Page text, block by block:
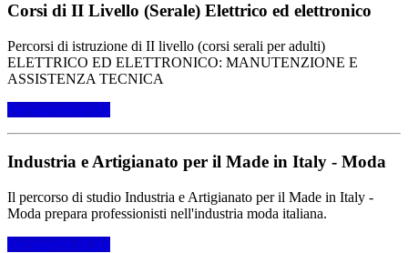
Corsi di II Livello (Serale) Elettrico ed elettronico
Percorsi di istruzione di II livello (corsi serali per adulti)
ELETTRICO ED ELETTRONICO: MANUTENZIONE E
ASSISTENZA TECNICA
Per saperne di più
Industria e Artigianato per il Made in Italy - Moda
Il percorso di studio Industria e Artigianato per il Made in Italy -
Moda prepara professionisti nell'industria moda italiana.
Per saperne di più